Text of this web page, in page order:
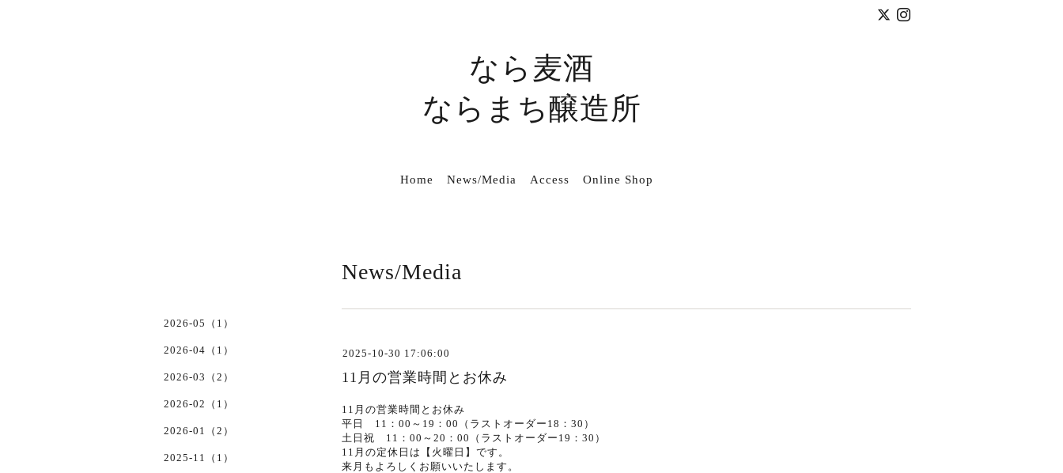
なら麦酒
ならまち醸造所
Home News/Media Access Online Shop
News/Media
2025-10-30 17:06:00
11月の営業時間とお休み
11月の営業時間とお休み
平日 11：00～19：00（ラストオーダー18：30）
土日祝 11：00～20：00（ラストオーダー19：30）
11月の定休日は【火曜日】です。
来月もよろしくお願いいたします。
2026-05（1）
2026-04（1）
2026-03（2）
2026-02（1）
2026-01（2）
2025-11（1）